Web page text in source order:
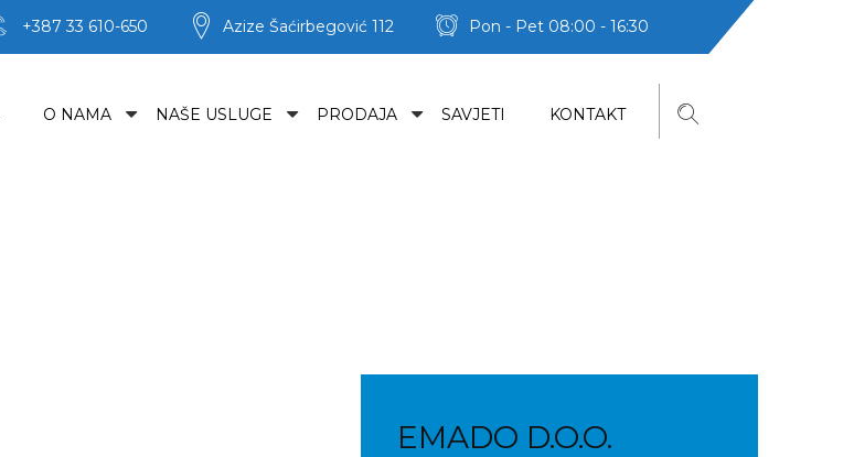
+387 33 610-650 Azize Šaćirbegović 112 Pon - Pet 08:00 - 16:30
O NAMA NAŠE USLUGE PRODAJA SAVJETI KONTAKT
EMADO D.O.O.